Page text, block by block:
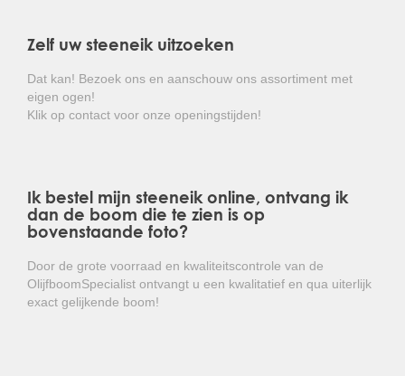
Kortom: een prachtige groenblijvende boom die de
Zelf uw steeneik uitzoeken
Dat kan! Bezoek ons en aanschouw ons assortiment met
eigen ogen!
Klik op contact voor onze openingstijden!
Ik bestel mijn steeneik online, ontvang ik
dan de boom die te zien is op
bovenstaande foto?
Door de grote voorraad en kwaliteitscontrole van de
OlijfboomSpecialist ontvangt u een kwalitatief en qua uiterlijk
exact gelijkende boom!